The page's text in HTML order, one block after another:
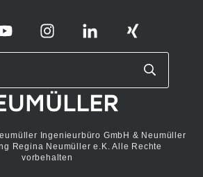
Ingenieurbüro GmbH & Neumüller
Regina Neumüller e.K. Alle Rechte
vorbehalten